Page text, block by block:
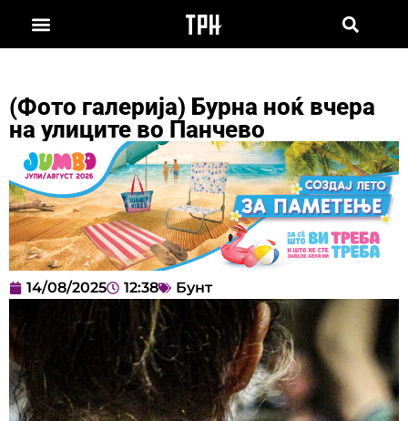
(Фото галерија) Бурна ноќ вчера
на улиците во Панчево
14/08/2025 12:38 Бунт